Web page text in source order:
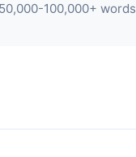
50,000-100,000+ words